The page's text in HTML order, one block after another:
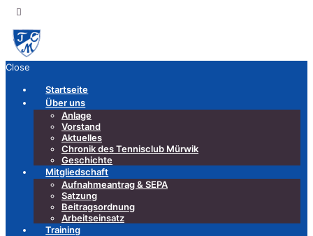
Close
Startseite
Über uns
Anlage
Vorstand
Aktuelles
Chronik des Tennisclub Mürwik
Geschichte
Mitgliedschaft
Aufnahmeantrag & SEPA
Satzung
Beitragsordnung
Arbeitseinsatz
Training